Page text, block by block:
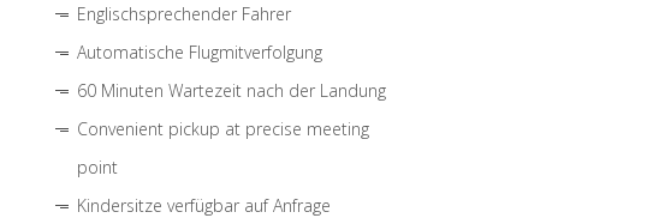
Englischsprechender Fahrer
Automatische Flugmitverfolgung
60 Minuten Wartezeit nach der Landung
Convenient pickup at precise meeting
point
Kindersitze verfügbar auf Anfrage